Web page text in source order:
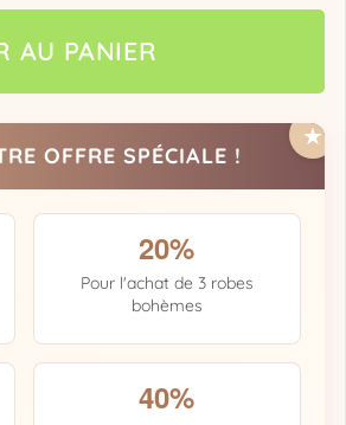
AU PANIER
OFFRE SPÉCIALE !
20%
Pour l'achat de 3 robes
bohèmes
40%